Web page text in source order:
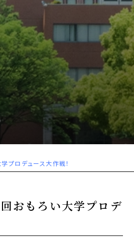
プロデュース大作戦！
おもろい大学プロデ